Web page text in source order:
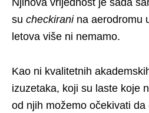
su checkiranina aerodromu
letova više ni nemamo.
Kao ni kvalitetnih
izuzetaka, koji su laste koje
od njih možemo očekivati da